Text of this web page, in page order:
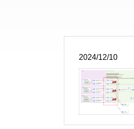
2024/12/10